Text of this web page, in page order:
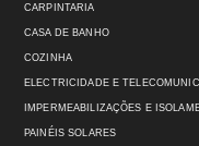
CARPINTARIA
CASA DE BANHO
COZINHA
ELECTRICIDADE E
IMPERMEABILIZAÇÕES E
PAINÉIS SOLARES